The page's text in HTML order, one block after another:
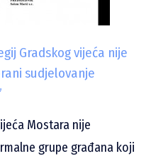
Gradskog vijeća nije
sudjelovanje
Mostara nije
grupe građana koji